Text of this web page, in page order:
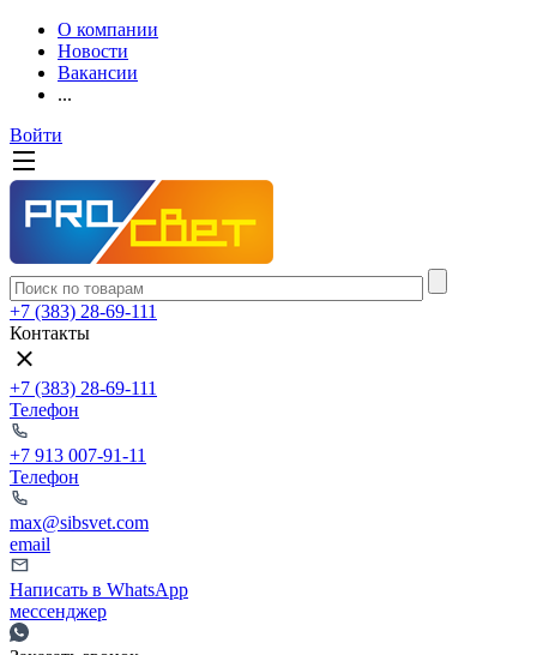
О компании
Новости
Вакансии
...
Войти
+7 (383) 28-69-111
Контакты
+7 (383) 28-69-111
Телефон
+7 913 007-91-11
Телефон
max@sibsvet.com
email
Написать в WhatsApp
мессенджер